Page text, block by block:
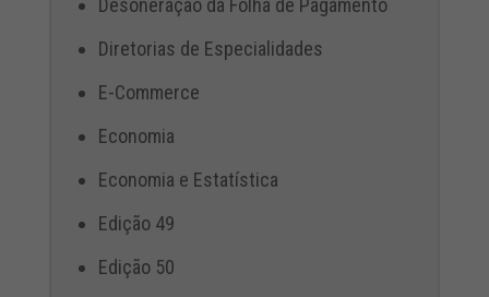
Diretorias de Especialidades
E-Commerce
Economia
Economia e Estatística
Edição 49
Edição 50